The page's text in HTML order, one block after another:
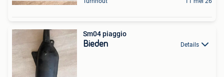
Sm04 piaggio
Bieden Details